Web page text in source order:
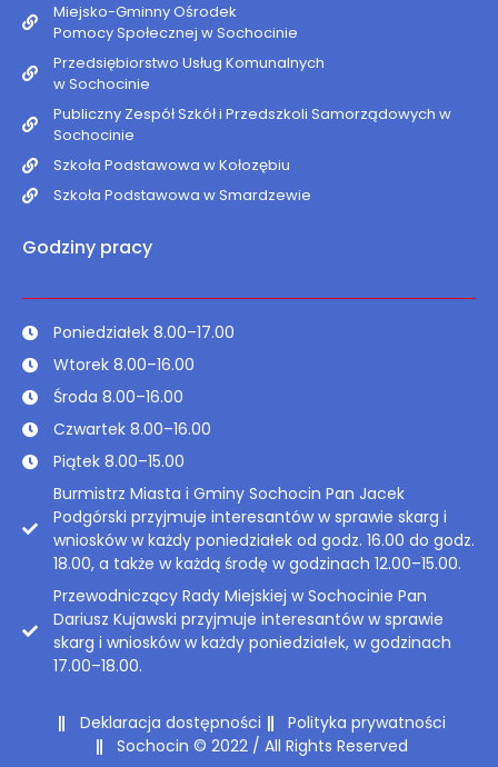
Miejsko-Gminny Ośrodek
Pomocy Społecznej w Sochocinie
Przedsiębiorstwo Usług Komunalnych
w Sochocinie
Publiczny Zespół Szkół i Przedszkoli Samorządowych w
Sochocinie
Szkoła Podstawowa w Kołozębiu
Szkoła Podstawowa w Smardzewie
Godziny pracy
Poniedziałek 8.00–17.00
Wtorek 8.00–16.00
Środa 8.00–16.00
Czwartek 8.00–16.00
Piątek 8.00–15.00
Burmistrz Miasta i Gminy Sochocin Pan Jacek
Podgórski przyjmuje interesantów w sprawie skarg i
wniosków w każdy poniedziałek od godz. 16.00 do godz.
18.00, a także w każdą środę w godzinach 12.00–15.00.
Przewodniczący Rady Miejskiej w Sochocinie Pan
Dariusz Kujawski przyjmuje interesantów w sprawie
skarg i wniosków w każdy poniedziałek, w godzinach
17.00–18.00.
Deklaracja dostępności
Polityka prywatności
Sochocin © 2022 / All Rights Reserved